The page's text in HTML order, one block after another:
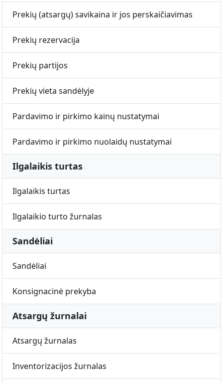
Prekių (atsargų) savikaina ir jos perskaičiavimas
Prekių rezervacija
Prekių partijos
Prekių vieta sandėlyje
Pardavimo ir pirkimo kainų nustatymai
Pardavimo ir pirkimo nuolaidų nustatymai
Ilgalaikis turtas
Ilgalaikis turtas
Ilgalaikio turto žurnalas
Sandėliai
Sandėliai
Konsignacinė prekyba
Atsargų žurnalai
Atsargų žurnalas
Inventorizacijos žurnalas